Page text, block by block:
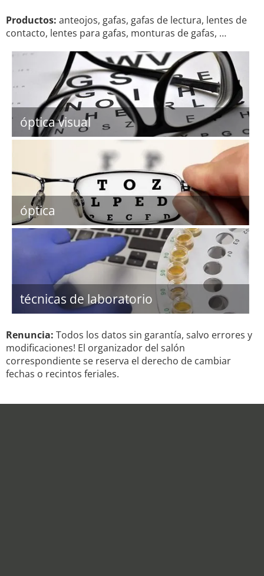
Productos: anteojos, gafas, gafas de lectura, lentes de
contacto, lentes para gafas, monturas de gafas, …
óptica visual
óptica
técnicas de laboratorio
Renuncia: Todos los datos sin garantía, salvo errores y
modificaciones! El organizador del salón
correspondiente se reserva el derecho de cambiar
fechas o recintos feriales.